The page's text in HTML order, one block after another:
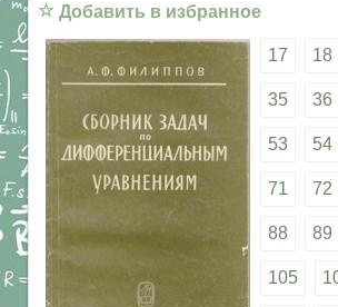
☆ Добавить в избранное
17 18
35 36
53 54
71 72
88 89
105